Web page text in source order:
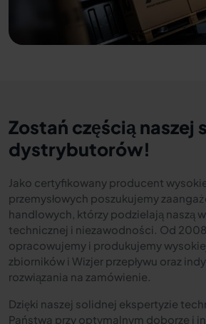
Zostań częścią naszej
dystrybutorów!
Jako certyfikowany producent
przemysłowych poszukujemy
handlowych, którzy podzielają naszą
technicznej i niezawodności. Od
opracowujemy i produkujemy
zbiorników i Wizjer przepływu oraz
rozwiązania na zamówienie.
Dzięki naszej solidnej ekspertyzie
Państwa przy optymalnym doborze i